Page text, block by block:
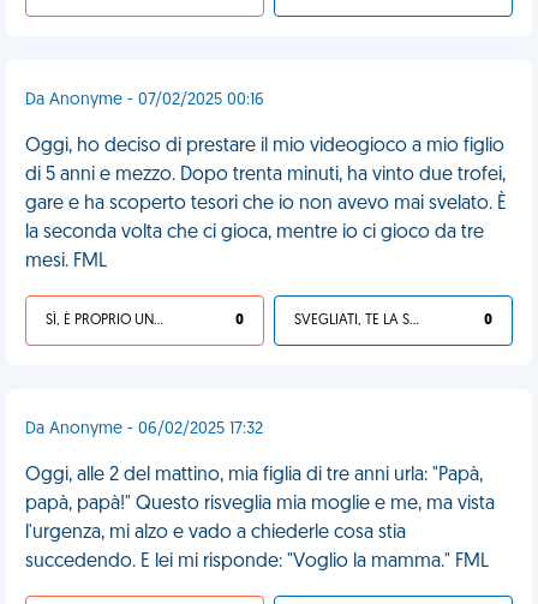
Da Anonyme - 07/02/2025 00:16
Oggi, ho deciso di prestare il mio videogioco a mio figlio
di 5 anni e mezzo. Dopo trenta minuti, ha vinto due trofei,
gare e ha scoperto tesori che io non avevo mai svelato. È
la seconda volta che ci gioca, mentre io ci gioco da tre
mesi. FML
SÌ, È PROPRIO UNA VDM! 0 SVEGLIATI, TE LA SEI CERCATA! 0
Da Anonyme - 06/02/2025 17:32
Oggi, alle 2 del mattino, mia figlia di tre anni urla: "Papà,
papà, papà!" Questo risveglia mia moglie e me, ma vista
l'urgenza, mi alzo e vado a chiederle cosa stia
succedendo. E lei mi risponde: "Voglio la mamma." FML